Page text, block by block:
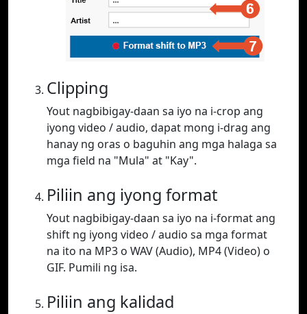
Clipping
Yout nagbibigay-daan sa iyo na i-crop ang
iyong video / audio, dapat mong i-drag ang
hanay ng oras o baguhin ang mga halaga sa
mga field na "Mula" at "Kay".
Piliin ang iyong format
Yout nagbibigay-daan sa iyo na i-format ang
shift ng iyong video / audio sa mga format
na ito na MP3 o WAV (Audio), MP4 (Video) o
GIF. Pumili ng isa.
Piliin ang kalidad